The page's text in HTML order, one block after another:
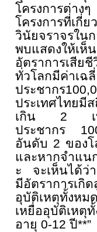
โครงการต่า
โครงการที่เกี่ย
วินัยจราจรใน
พบแสดงให้เห็
อัตราการเสีย
ทั่วโลกมีค่าเฉ
ประชากร
ประเทศไทยมี
เกิน 2
ประชากร
อันดับ 2 ของโ
และหากจำแน
ะ จะเห็นได้ว่
มีอัตราการเกิด
อุบัติเหตุทั้งหม
เหยื่ออุบัติเหตุทั้
อายุ 0-12ปี**”